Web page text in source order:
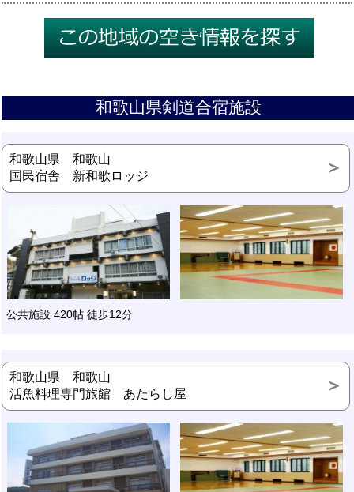
和歌山県剣道合宿施設
和歌山県 和歌山
国民宿舎 新和歌ロッジ
公共施設 420帖 徒歩12分
和歌山県 和歌山
活魚料理専門旅館 あたらし屋